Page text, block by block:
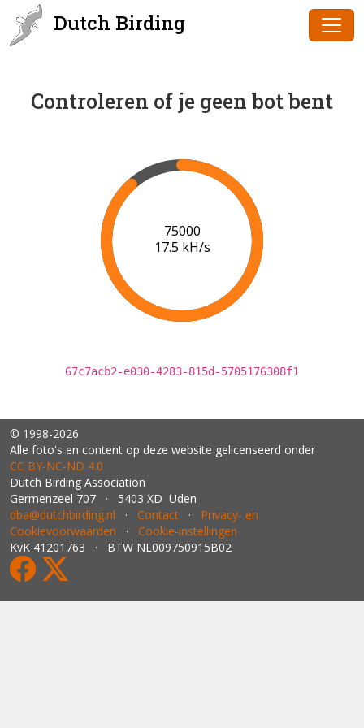
Dutch Birding
Controleren of je geen bot bent
77000
17.6 kH/s
67c7acb2-e030-4283-815d-5705176308f1
© 1998-2026
Alle foto's en content op deze website gelicenseerd onder
CC BY‑NC‑ND 4.0
Dutch Birding Association
Germenzeel 707 · 5403 XD Uden
dba@dutchbirding.nl · Contact · Privacy- en
Cookievoorwaarden · Cookie-instellingen
KvK 41201763 · BTW NL009750915B02